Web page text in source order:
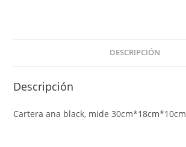
DESCRIPCIÓN
Descripción
Cartera ana black, mide 30cm*18cm*10cm